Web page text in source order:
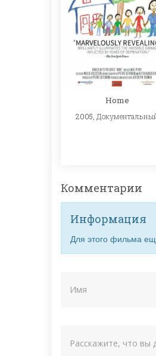
Home
2005,
Комментарии
Информация
Для этого фильма